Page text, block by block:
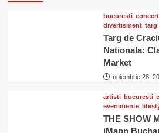
bucuresti concert
divertisment targ
Targ de
Nationala:
Market
noiembrie 28,
artisti bucuresti
evenimente
THE SHOW
iMapp